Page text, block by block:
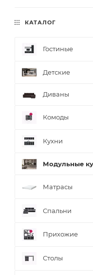
КАТАЛОГ
Гостиные
Детские
Диваны
Комоды
Кухни
Модульные
Матрасы
Спальни
Прихожие
Столы